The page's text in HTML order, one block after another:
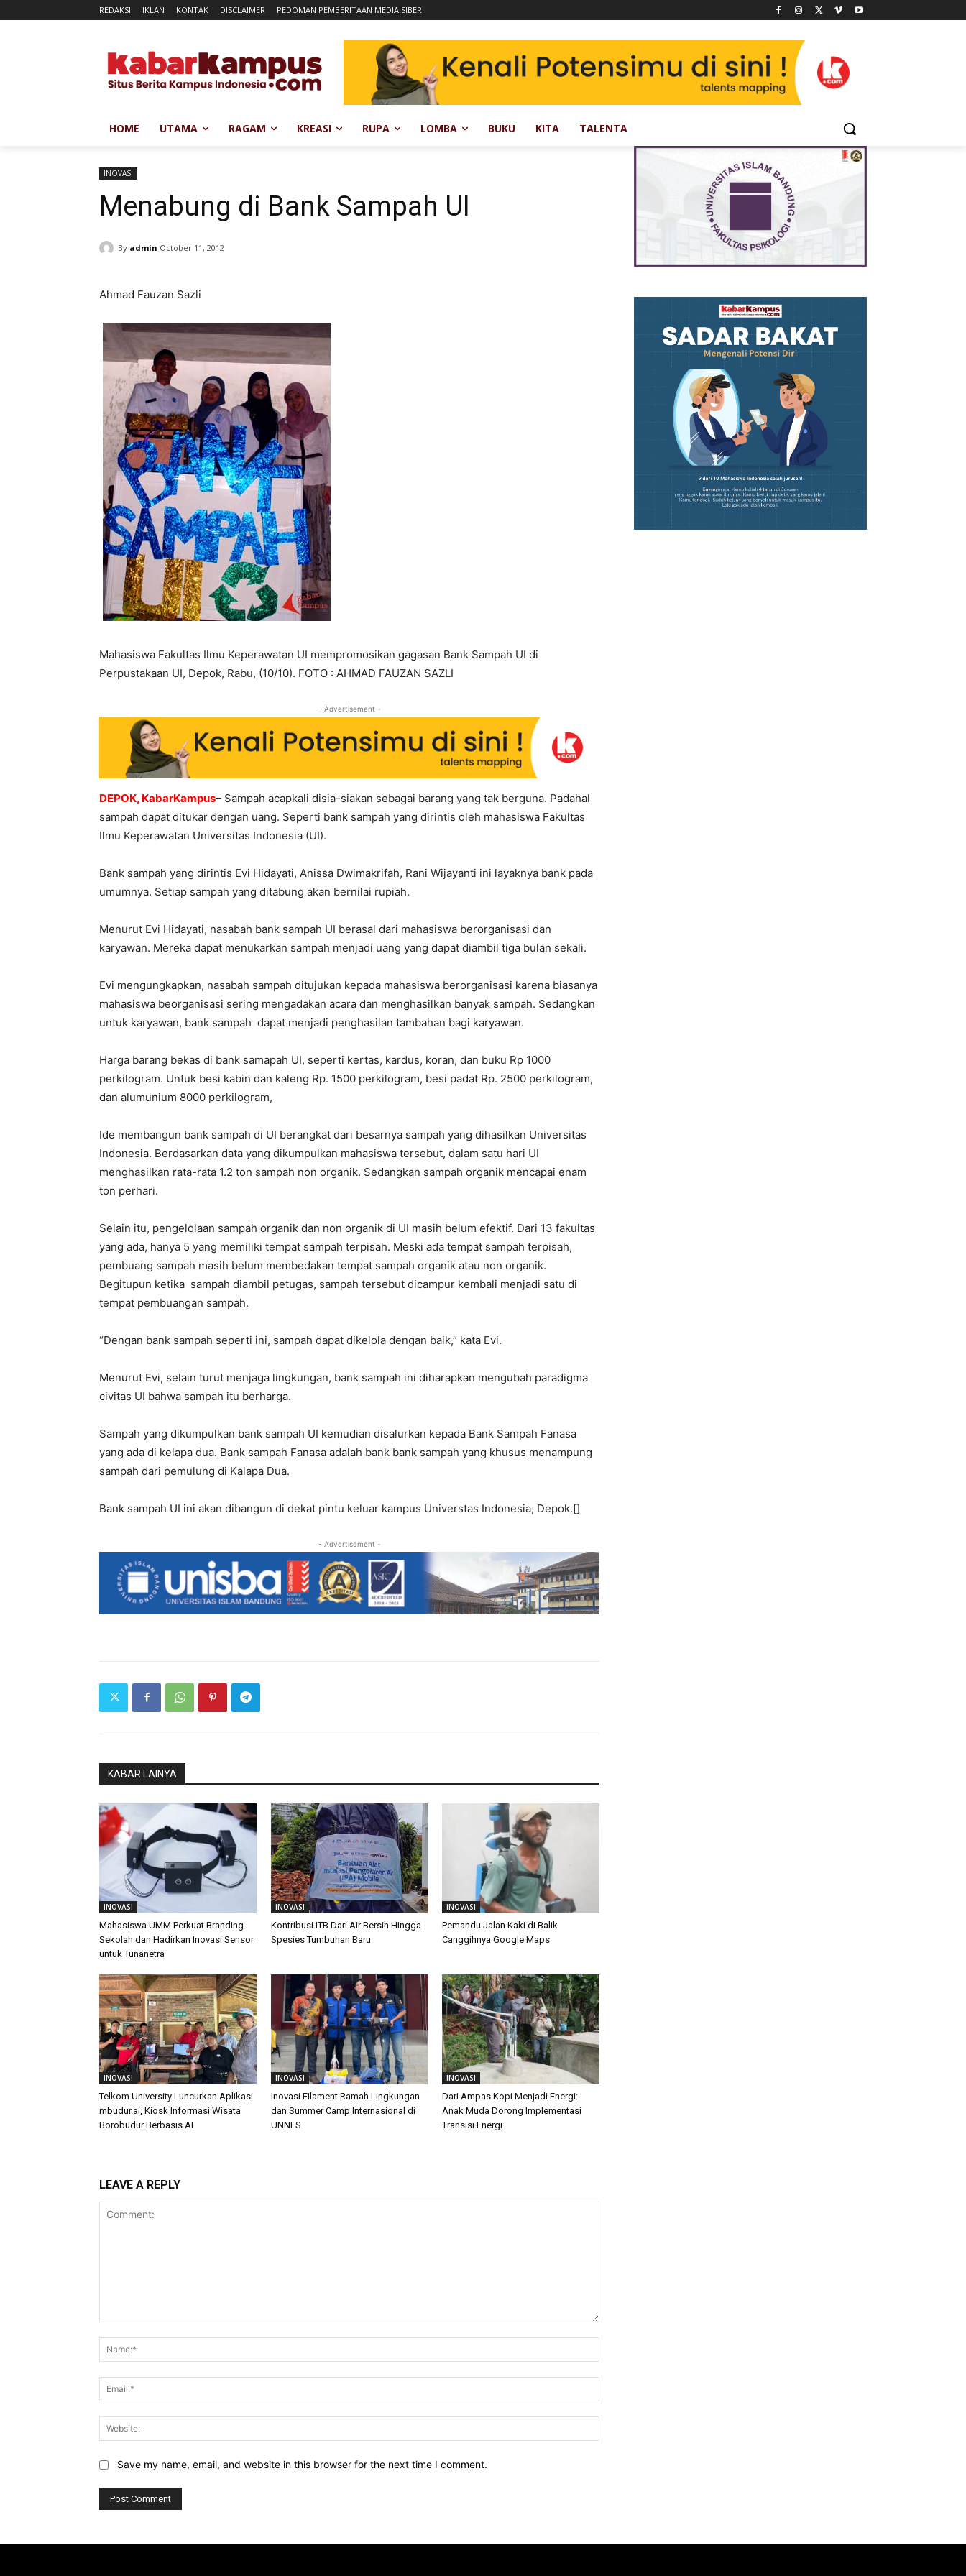
REDAKSI IKLAN KONTAK DISCLAIMER PEDOMAN PEMBERITAAN MEDIA SIBER
HOME UTAMA RAGAM KREASI RUPA LOMBA BUKU KITA TALENTA
INOVASI
Menabung di Bank Sampah UI
By admin October 11, 2012
Ahmad Fauzan Sazli
Mahasiswa Fakultas Ilmu Keperawatan UI mempromosikan gagasan Bank Sampah UI di
Perpustakaan UI, Depok, Rabu, (10/10). FOTO : AHMAD FAUZAN SAZLI
- Advertisement -
DEPOK, KabarKampus– Sampah acapkali disia-siakan sebagai barang yang tak berguna. Padahal
sampah dapat ditukar dengan uang. Seperti bank sampah yang dirintis oleh mahasiswa Fakultas
Ilmu Keperawatan Universitas Indonesia (UI).
Bank sampah yang dirintis Evi Hidayati, Anissa Dwimakrifah, Rani Wijayanti ini layaknya bank pada
umumnya. Setiap sampah yang ditabung akan bernilai rupiah.
Menurut Evi Hidayati, nasabah bank sampah UI berasal dari mahasiswa berorganisasi dan
karyawan. Mereka dapat menukarkan sampah menjadi uang yang dapat diambil tiga bulan sekali.
Evi mengungkapkan, nasabah sampah ditujukan kepada mahasiswa berorganisasi karena biasanya
mahasiswa beorganisasi sering mengadakan acara dan menghasilkan banyak sampah. Sedangkan
untuk karyawan, bank sampah dapat menjadi penghasilan tambahan bagi karyawan.
Harga barang bekas di bank samapah UI, seperti kertas, kardus, koran, dan buku Rp 1000
perkilogram. Untuk besi kabin dan kaleng Rp. 1500 perkilogram, besi padat Rp. 2500 perkilogram,
dan alumunium 8000 perkilogram,
Ide membangun bank sampah di UI berangkat dari besarnya sampah yang dihasilkan Universitas
Indonesia. Berdasarkan data yang dikumpulkan mahasiswa tersebut, dalam satu hari UI
menghasilkan rata-rata 1.2 ton sampah non organik. Sedangkan sampah organik mencapai enam
ton perhari.
Selain itu, pengelolaan sampah organik dan non organik di UI masih belum efektif. Dari 13 fakultas
yang ada, hanya 5 yang memiliki tempat sampah terpisah. Meski ada tempat sampah terpisah,
pembuang sampah masih belum membedakan tempat sampah organik atau non organik.
Begitupun ketika sampah diambil petugas, sampah tersebut dicampur kembali menjadi satu di
tempat pembuangan sampah.
“Dengan bank sampah seperti ini, sampah dapat dikelola dengan baik,” kata Evi.
Menurut Evi, selain turut menjaga lingkungan, bank sampah ini diharapkan mengubah paradigma
civitas UI bahwa sampah itu berharga.
Sampah yang dikumpulkan bank sampah UI kemudian disalurkan kepada Bank Sampah Fanasa
yang ada di kelapa dua. Bank sampah Fanasa adalah bank bank sampah yang khusus menampung
sampah dari pemulung di Kalapa Dua.
Bank sampah UI ini akan dibangun di dekat pintu keluar kampus Universtas Indonesia, Depok.[]
- Advertisement -
KABAR LAINYA
INOVASI
Mahasiswa UMM Perkuat Branding
Sekolah dan Hadirkan Inovasi Sensor
untuk Tunanetra
INOVASI
Kontribusi ITB Dari Air Bersih Hingga
Spesies Tumbuhan Baru
INOVASI
Pemandu Jalan Kaki di Balik
Canggihnya Google Maps
INOVASI
Telkom University Luncurkan Aplikasi
mbudur.ai, Kiosk Informasi Wisata
Borobudur Berbasis AI
INOVASI
Inovasi Filament Ramah Lingkungan
dan Summer Camp Internasional di
UNNES
INOVASI
Dari Ampas Kopi Menjadi Energi:
Anak Muda Dorong Implementasi
Transisi Energi
LEAVE A REPLY
Save my name, email, and website in this browser for the next time I comment.